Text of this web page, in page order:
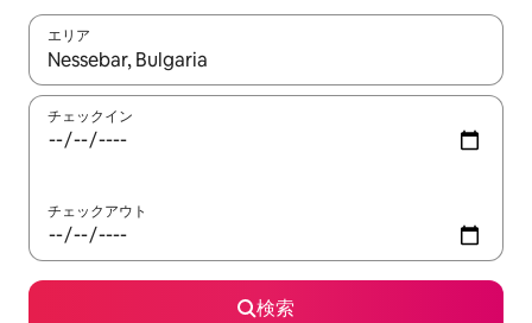
エリア
検索結果が表示されたら、上下の矢印キーを使って移動するか
チェックイン
チェックアウト
検索